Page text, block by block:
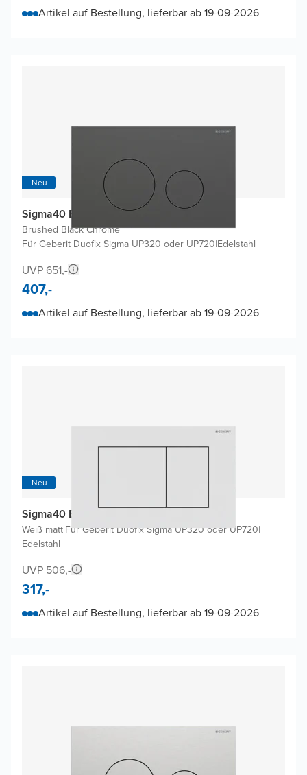
Artikel auf Bestellung, lieferbar ab 19-09-2026
Neu
Sigma40 Betätigungsplatten
Brushed Black Chrome|
Für Geberit Duofix Sigma UP320 oder UP720|Edelstahl
UVP 651,-
407,-
Artikel auf Bestellung, lieferbar ab 19-09-2026
Neu
Sigma40 Betätigungsplatten
Weiß matt|Für Geberit Duofix Sigma UP320 oder UP720|
Edelstahl
UVP 506,-
317,-
Artikel auf Bestellung, lieferbar ab 19-09-2026